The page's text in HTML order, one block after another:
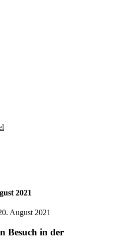
2021
Besuch in der